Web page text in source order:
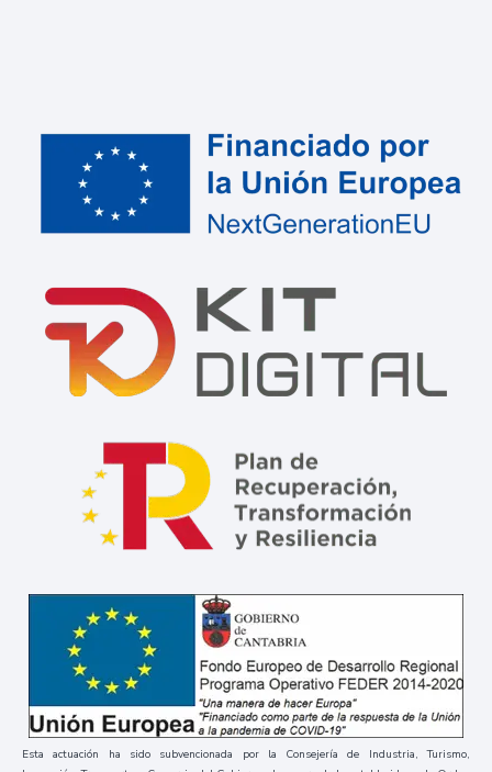
Esta actuación ha sido subvencionada por la Consejería de Industria, Turismo,